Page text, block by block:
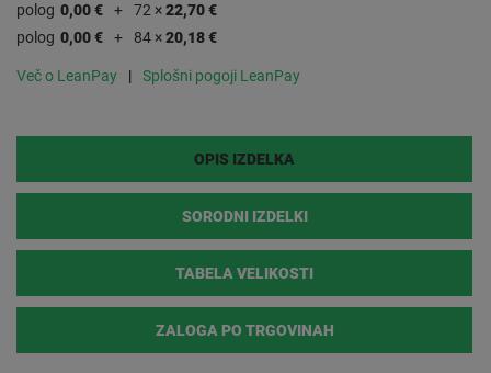
polog 0,00 € 72 ×22,70 €
polog 0,00 € 84 ×20,18 €
Več o LeanPay Splošni pogoji LeanPay
OPIS IZDELKA
SORODNI IZDELKI
TABELA VELIKOSTI
ZALOGA PO TRGOVINAH